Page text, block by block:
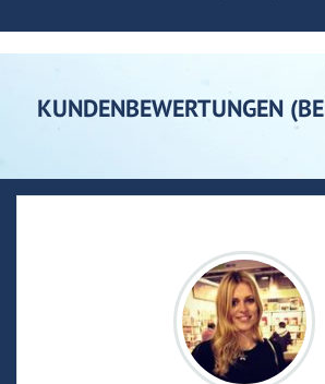
KUNDENBEWERTUNGEN